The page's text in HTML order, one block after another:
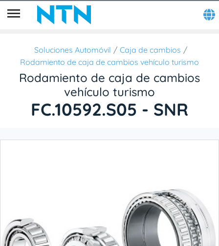
Soluciones Automóvil
Caja de cambios
Rodamiento de caja de cambios vehículo turismo
Rodamiento de caja de cambios
vehículo turismo
FC.10592.S05 - SNR